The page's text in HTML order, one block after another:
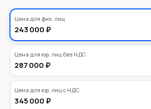
220000,00
₽
Цена для физ. лиц
243 000 ₽
Цена для юр. лиц без НДС
287 000 ₽
Цена для юр. лиц с НДС
345 000 ₽